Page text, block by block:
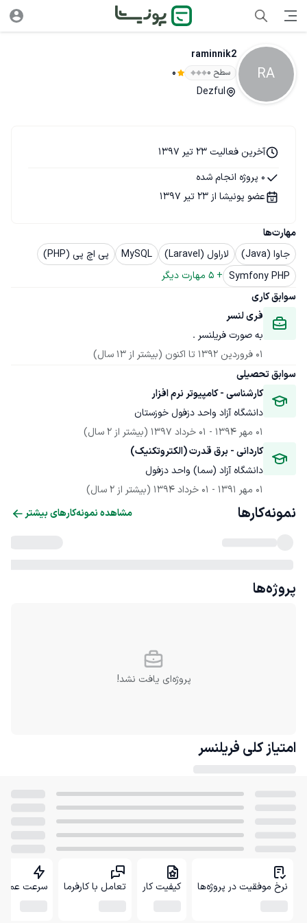
RA
raminnik2
سطح ۰ 0
Dezful
مهارت‌ها
جاوا (Java)
لاراول (Laravel) MySQL
پی اچ پی (PHP)
Symfony PHP
+
5 مهارت دیگر
سوابق کاری
فری لنسر
به صورت فریلنسر .
01 فروردین 1392
تا اکنون (بیشتر از 13 سال)
سوابق تحصیلی
کارشناسی - کامپیوتر نرم افزار
دانشگاه آزاد واحد دزفول خوزستان
01 مهر 1394
- 01 خرداد 1397
(بیشتر از 2 سال)
کاردانی - برق قدرت (الکتروتکنیک)
دانشگاه آزاد (سما) واحد دزفول
01 مهر 1391
- 01 خرداد 1394 (بیشتر از 2 سال)
آخرین فعالیت 23 تیر 1397
0 پروژه انجام شده
عضو پونیشا از 23 تیر 1397
نمونه‌کارها مشاهده نمونه‌کارهای بیشتر
پروژه‌ها
پروژه‌ای یافت نشد!
امتیاز کلی فریلنسر
نرخ موفقیت در پروژه‌ها کیفیت کار تعامل با کارفرما سرعت عمل